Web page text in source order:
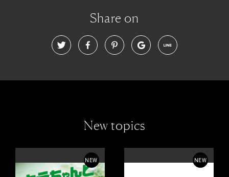
Share on
New topics
NEW NEW